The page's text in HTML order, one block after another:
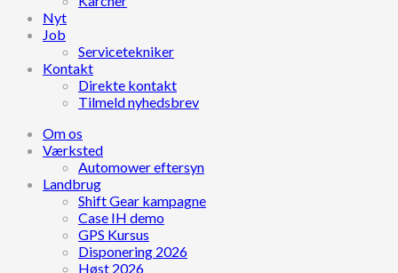
Nyt
Job
Servicetekniker
Kontakt
Direkte kontakt
Tilmeld nyhedsbrev
Om os
Værksted
Automower eftersyn
Landbrug
Shift Gear kampagne
Case IH demo
GPS Kursus
Disponering 2026
Høst 2026